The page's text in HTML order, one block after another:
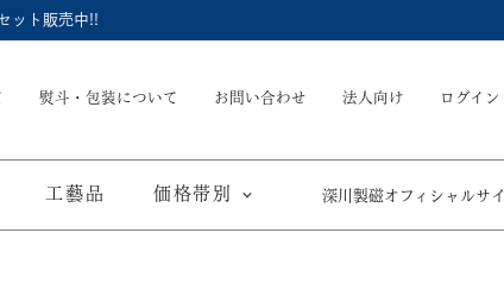
ット販売中!!
熨斗・包装について お問い合わせ 法人向け ログイン
工藝品 価格帯別 深川製磁オフィシャルサ